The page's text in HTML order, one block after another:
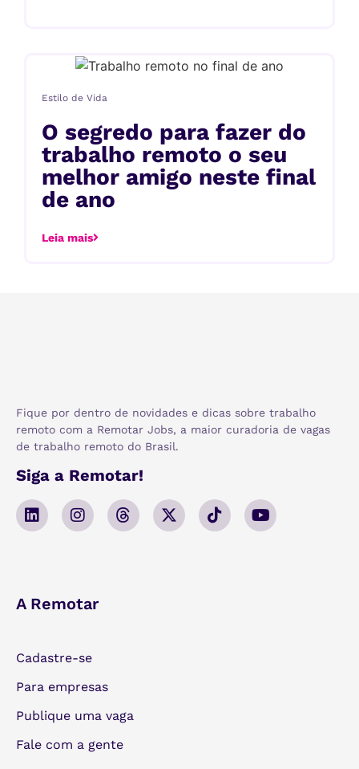
Estilo de Vida
O segredo para fazer do
trabalho remoto o seu
melhor amigo neste final
de ano
Leia mais
Fique por dentro de novidades e dicas sobre trabalho
remoto com a Remotar Jobs, a maior curadoria de vagas
de trabalho remoto do Brasil.
Siga a Remotar!
A Remotar
Cadastre-se
Para empresas
Publique uma vaga
Fale com a gente